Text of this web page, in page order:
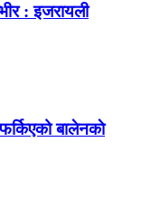
: इजरायली
बालेनकाे